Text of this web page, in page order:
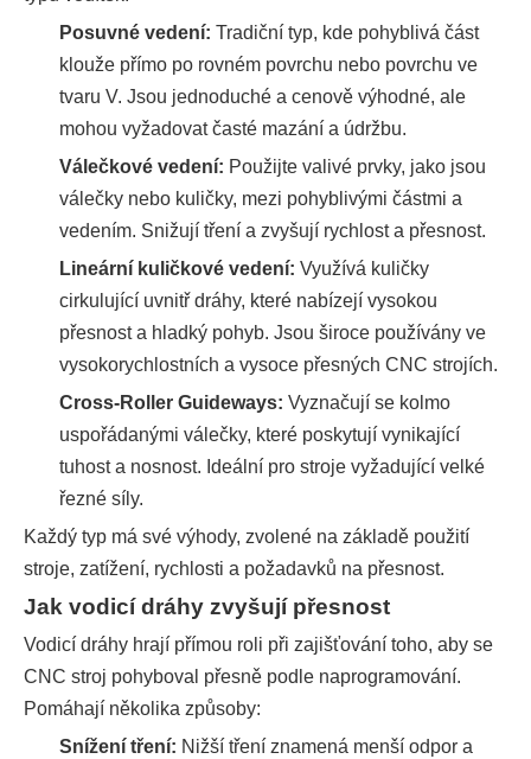
Posuvné vedení: Tradiční typ, kde pohyblivá část
klouže přímo po rovném povrchu nebo povrchu ve
tvaru V. Jsou jednoduché a cenově výhodné, ale
mohou vyžadovat časté mazání a údržbu.
Válečkové vedení: Použijte valivé prvky, jako jsou
válečky nebo kuličky, mezi pohyblivými částmi a
vedením. Snižují tření a zvyšují rychlost a přesnost.
Lineární kuličkové vedení: Využívá kuličky
cirkulující uvnitř dráhy, které nabízejí vysokou
přesnost a hladký pohyb. Jsou široce používány ve
vysokorychlostních a vysoce přesných CNC strojích.
Cross-Roller Guideways: Vyznačují se kolmo
uspořádanými válečky, které poskytují vynikající
tuhost a nosnost. Ideální pro stroje vyžadující velké
řezné síly.
Každý typ má své výhody, zvolené na základě použití
stroje, zatížení, rychlosti a požadavků na přesnost.
Jak vodicí dráhy zvyšují přesnost
Vodicí dráhy hrají přímou roli při zajišťování toho, aby se
CNC stroj pohyboval přesně podle naprogramování.
Pomáhají několika způsoby:
Snížení tření: Nižší tření znamená menší odpor a